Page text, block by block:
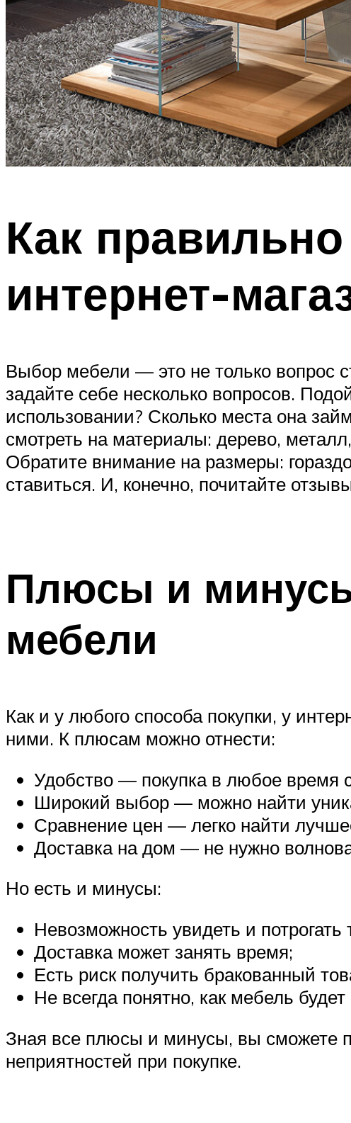
Как
интернет-
Выбор мебели — это не только вопрос
задайте себе несколько вопросов.
использовании? Сколько места она
смотреть на материалы: дерево,
Обратите внимание на размеры:
ставиться. И, конечно, почитайте
Плюсы и
мебели
Как и у любого способа покупки, у
ними. К плюсам можно отнести:
Удобство — покупка в любое время
Широкий выбор — можно найти
Сравнение цен — легко найти
Доставка на дом — не нужно
Но есть и минусы:
Невозможность увидеть и потрогать
Доставка может занять время;
Есть риск получить бракованный
Не всегда понятно, как мебель
Зная все плюсы и минусы, вы сможете
неприятностей при покупке.